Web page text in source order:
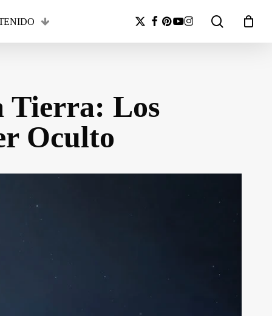
search
x-
twitter
facebook
pinterest
youtube
instagram
Close
Tierra: Los
Oculto